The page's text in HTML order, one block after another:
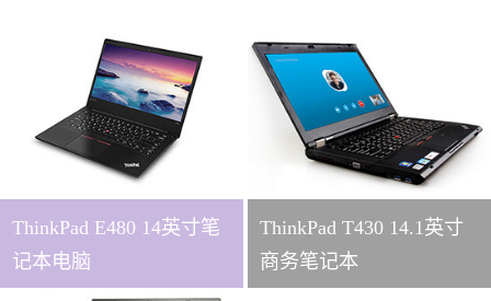
ThinkPad E480 14英寸笔
记本电脑
ThinkPad T430 14.1英寸
商务笔记本